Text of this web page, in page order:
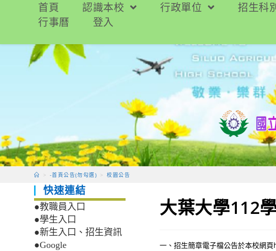
要
首頁 認識本校 行政單位 招生科別
行事曆
登入
> -首頁公告(勿勾選) > 校園公告
大葉大學112
一、招生簡章電子檔公告於本校網
快速連結
●教職員入口
●學生入口
●新生入口、招生資訊
●Google